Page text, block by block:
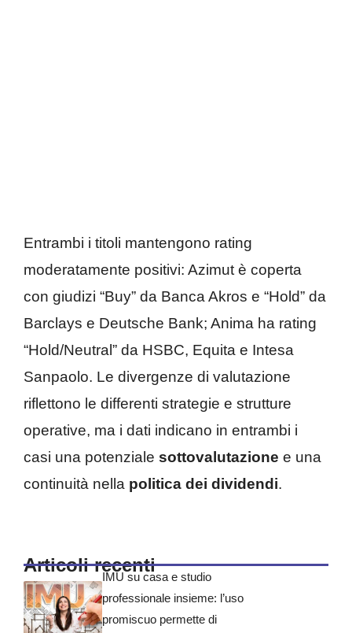
Entrambi i titoli mantengono rating
moderatamente positivi: Azimut è coperta
con giudizi “Buy” da Banca Akros e “Hold” da
Barclays e Deutsche Bank; Anima ha rating
“Hold/Neutral” da HSBC, Equita e Intesa
Sanpaolo. Le divergenze di valutazione
riflettono le differenti strategie e strutture
operative, ma i dati indicano in entrambi i
casi una potenziale sottovalutazione e una
continuità nella politica dei dividendi.
Articoli recenti
IMU su casa e studio
professionale insieme: l’uso
promiscuo permette di